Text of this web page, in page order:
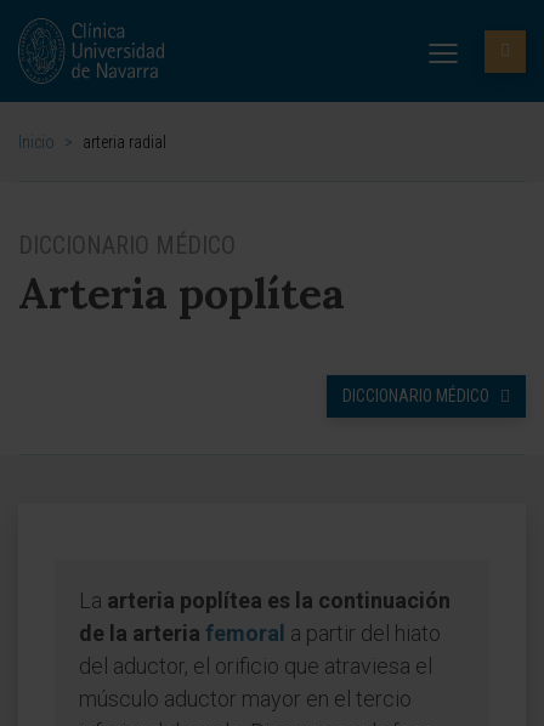
Inicio > arteria radial
DICCIONARIO MÉDICO
Arteria poplítea
DICCIONARIO MÉDICO
La arteria poplítea es la continuación
de la arteria femoral a partir del hiato
del aductor, el orificio que atraviesa el
músculo aductor mayor en el tercio